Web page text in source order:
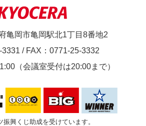
亀岡市亀岡駅北1丁目8番地2
3331 / FAX：0771-25-3332
（会議室受付は20:00まで）
興くじ助成を受けています。